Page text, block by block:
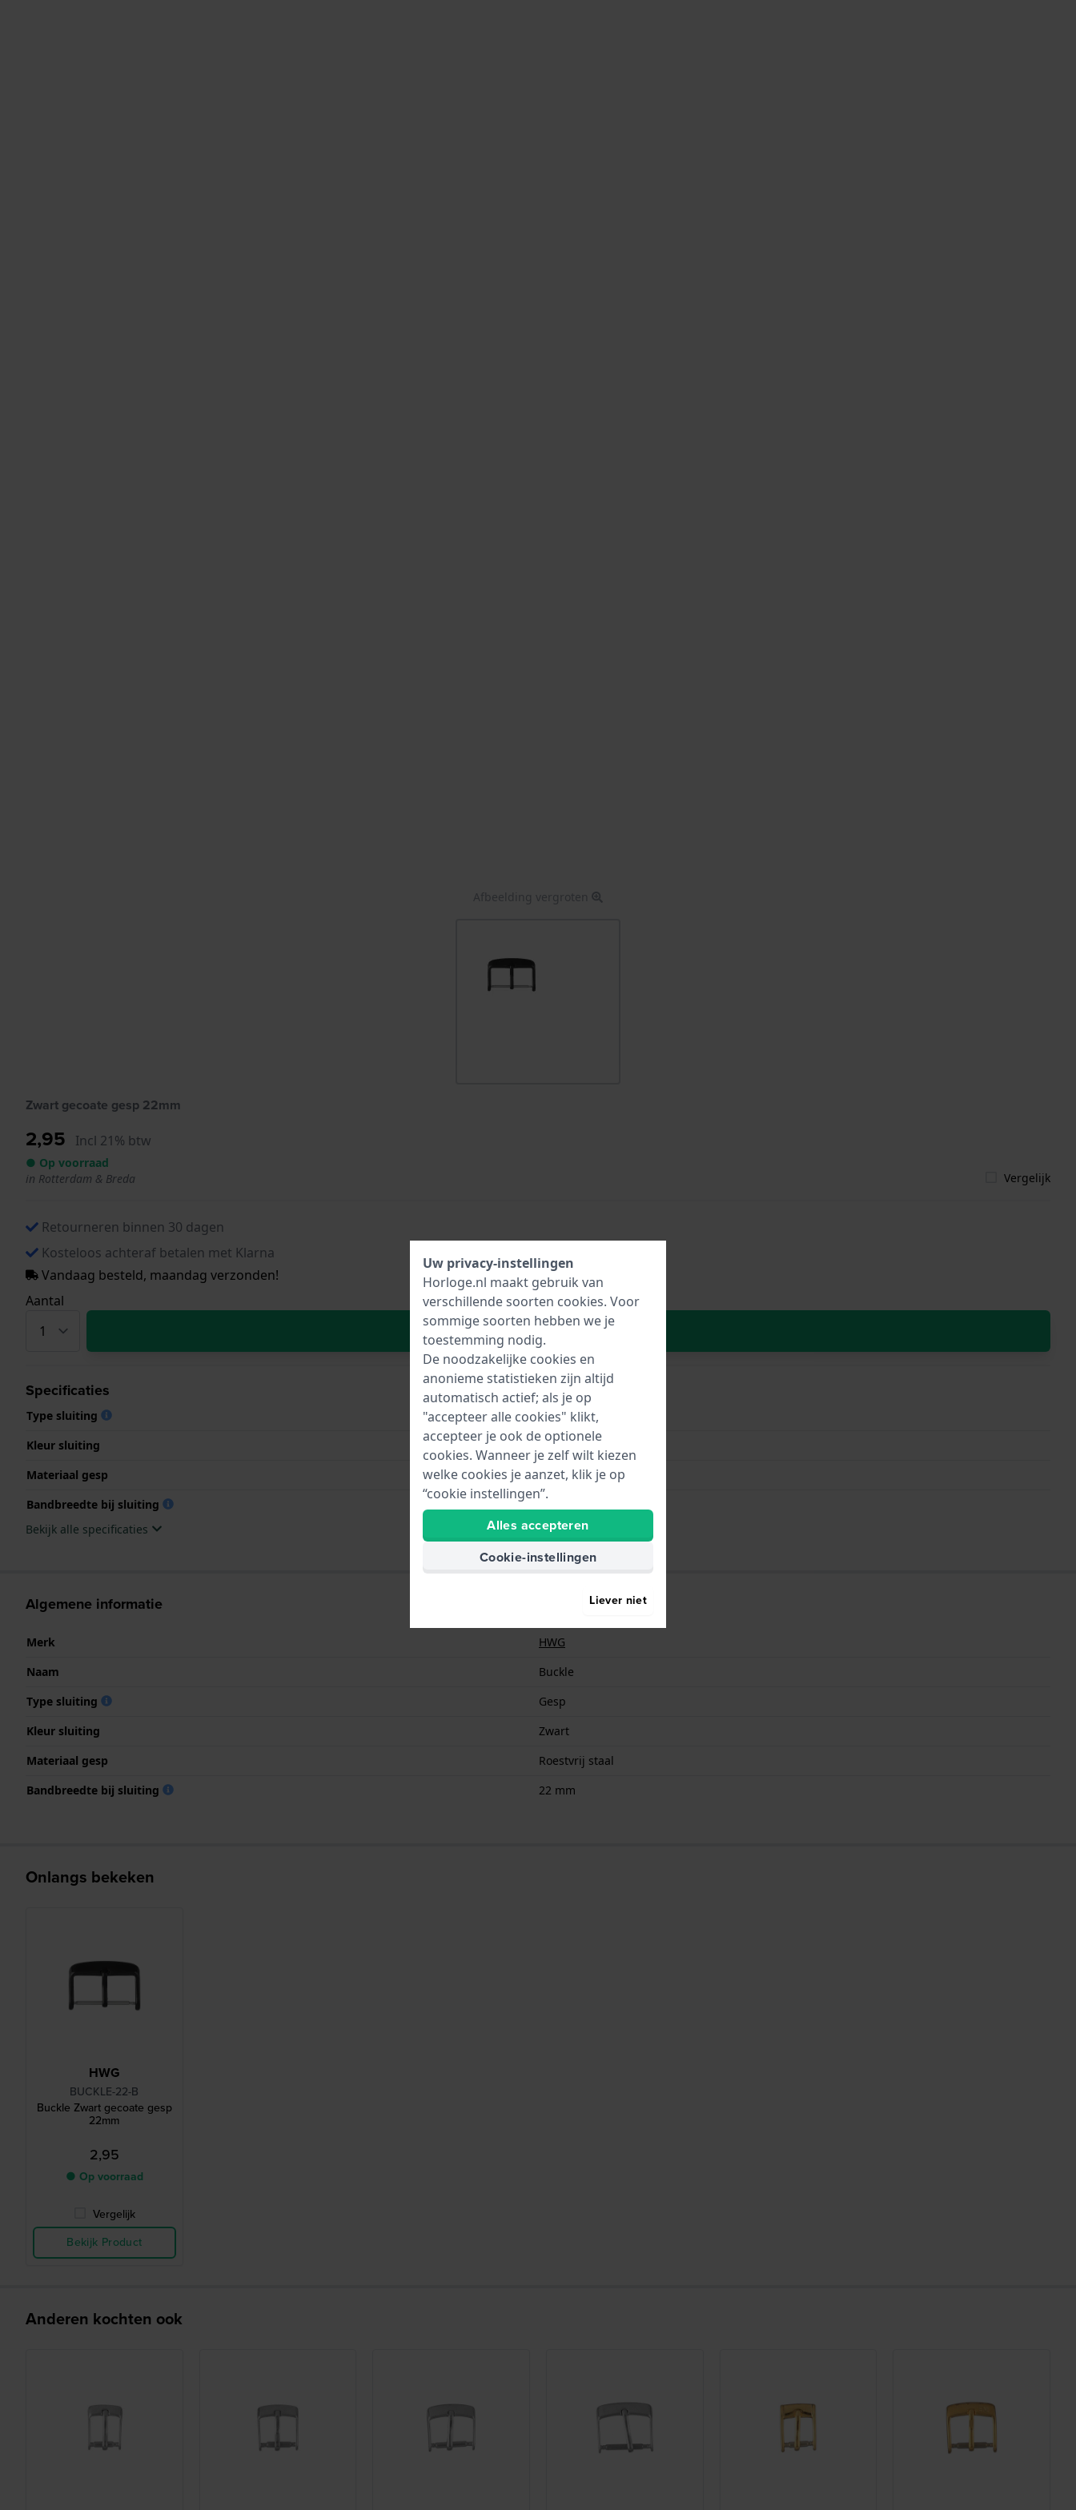
Afbeelding vergroten
Zwart gecoate gesp 22mm
2,95 Incl 21% btw
● Op voorraad
in Rotterdam & Breda
Vergelijk
Retourneren binnen 30 dagen
Kosteloos achteraf betalen met Klarna
Vandaag besteld, maandag verzonden!
Aantal
In Winkelwagen
Specificaties
Type sluiting
Gesp
Kleur sluiting
Zwart
Materiaal gesp
Roestvrij staal
Bandbreedte bij sluiting
Bekijk alle specificaties
Algemene informatie
Merk
HWG
Naam
Buckle
Type sluiting
Gesp
Kleur sluiting
Zwart
Materiaal gesp
Roestvrij staal
Bandbreedte bij sluiting
22 mm
Onlangs bekeken
HWG
BUCKLE-22-B
Buckle Zwart gecoate gesp
22mm
2,95
● Op voorraad
Vergelijk
Bekijk Product
Anderen kochten ook
Uw privacy-instellingen
Horloge.nl maakt gebruik van
verschillende soorten cookies. Voor
sommige soorten hebben we je
toestemming nodig.
De noodzakelijke cookies en
anonieme statistieken zijn altijd
automatisch actief; als je op
"accepteer alle cookies" klikt,
accepteer je ook de optionele
cookies. Wanneer je zelf wilt kiezen
welke cookies je aanzet, klik je op
“cookie instellingen”.
Alles accepteren
Cookie-instellingen
Liever niet